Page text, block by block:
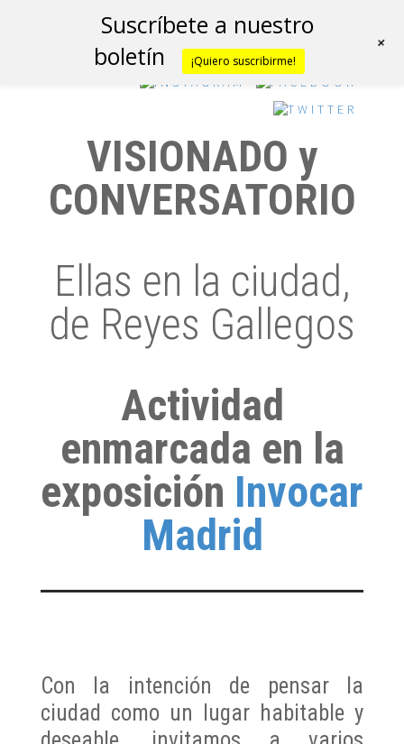
VISIONADO y
CONVERSATORIO
Ellas en la ciudad,
de Reyes Gallegos
Actividad
enmarcada en la
exposición Invocar
Madrid
Con la intención de pensar la
ciudad como un lugar habitable y
Suscríbete a nuestro
boletín
¡Quiero suscribirme!
+